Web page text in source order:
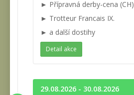
► Přípravná derby-cena (CH)
► Trotteur Francais IX.
► a další dostihy
Detail akce
29.08.2026 - 30.08.2026